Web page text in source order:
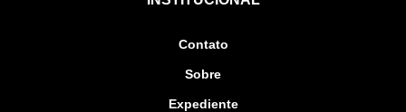
Contato
Sobre
Expediente